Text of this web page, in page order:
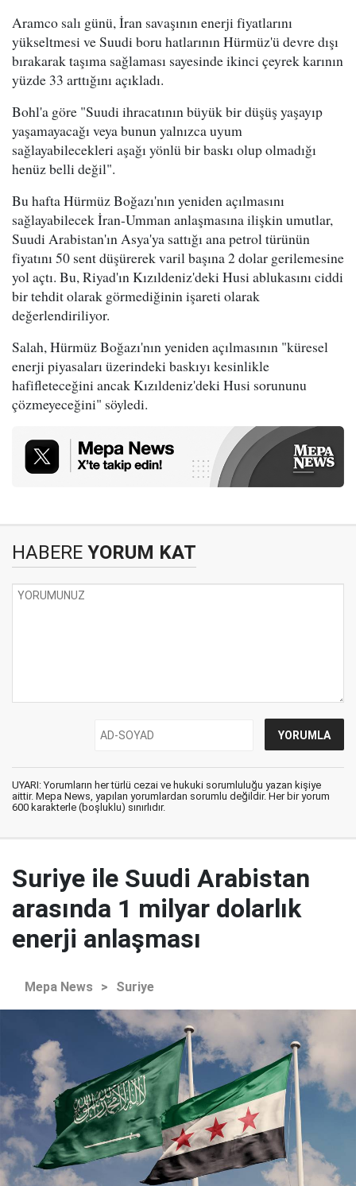
Aramco salı günü, İran savaşının enerji fiyatlarını
yükseltmesi ve Suudi boru hatlarının Hürmüz'ü devre dışı
bırakarak taşıma sağlaması sayesinde ikinci çeyrek karının
yüzde 33 arttığını açıkladı.
Bohl'a göre "Suudi ihracatının büyük bir düşüş yaşayıp
yaşamayacağı veya bunun yalnızca uyum
sağlayabilecekleri aşağı yönlü bir baskı olup olmadığı
henüz belli değil".
Bu hafta Hürmüz Boğazı'nın yeniden açılmasını
sağlayabilecek İran-Umman anlaşmasına ilişkin umutlar,
Suudi Arabistan'ın Asya'ya sattığı ana petrol türünün
fiyatını 50 sent düşürerek varil başına 2 dolar gerilemesine
yol açtı. Bu, Riyad'ın Kızıldeniz'deki Husi ablukasını ciddi
bir tehdit olarak görmediğinin işareti olarak
değerlendiriliyor.
Salah, Hürmüz Boğazı'nın yeniden açılmasının "küresel
enerji piyasaları üzerindeki baskıyı kesinlikle
hafifleteceğini ancak Kızıldeniz'deki Husi sorununu
çözmeyeceğini" söyledi.
HABERE YORUM KAT
UYARI: Yorumların her türlü cezai ve hukuki sorumluluğu yazan kişiye
aittir. Mepa News, yapılan yorumlardan sorumlu değildir. Her bir yorum
600 karakterle (boşluklu) sınırlıdır.
Suriye ile Suudi Arabistan
arasında 1 milyar dolarlık
enerji anlaşması
Mepa News > Suriye